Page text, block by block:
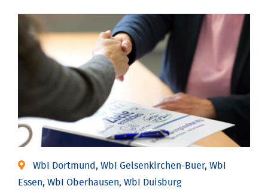
WbI Dortmund, WbI Gelsenkirchen-Buer, WbI
Essen, WbI Oberhausen, WbI Duisburg